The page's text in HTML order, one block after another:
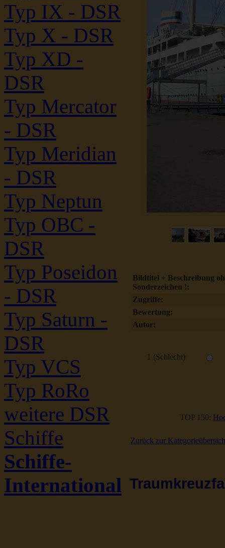
Typ IX - DSR
Typ X - DSR
Typ XD -
DSR
Typ Mercator
- DSR
Typ Meridian
- DSR
Typ Neptun
Typ OBC -
DSR
Typ Poseidon
- DSR
Typ Saturn -
DSR
Typ VCS
Typ RoRo
weitere DSR
Schiffe
Schiffe-
International
Bildtitel + Beschreibung
Sonderzeichen !:
Zugriffe:
Bewertung:
Autor:
1 (Schlecht)
TOP 150:
Zurück zur